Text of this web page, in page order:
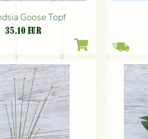
Goose Topf
35.10 EUR